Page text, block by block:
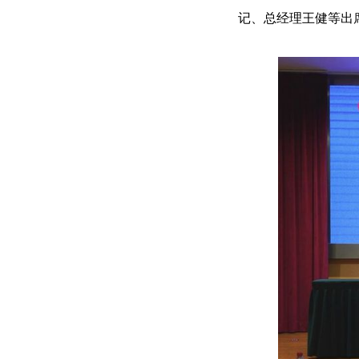
记、总经理王健等出